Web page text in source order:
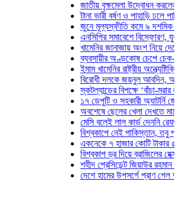
জাতীয় বৃক্ষমেলা উদ্বোধন করলেন
টানা ভারী বর্ষণ ও পাহাড়ি ঢলে পানিবন্দি
জুনে মূল্যস্ফীতি কমে ৯ দশমিক ১৬
এনসিপির সমাবেশে বিস্ফোরণ,
খামেনির জানাজায় অংশ নিয়ে দেশে
ব্যবসায়ীর অণ্ডকোষ চেপে চেক-
ইমাম খামেনির রাষ্ট্রীয়
বিরোধী দলকে জয়নুল আবদিন,
স্কটল্যান্ডের বিপক্ষে ‘বাঁচা-মরার
১৭ ডেপুটি ও সহকারী অ্যাটর্নি
অবশেষে ছেলের খেলা দেখতে মাঠে
মেসি বলেই লাল কার্ড দেননি রেফারি!
বিশ্বকাপে নেই পাকিস্তান, তবু
একনেকে ৭ হাজার কোটি টাকার ৫
বিশ্বকাপ ড্র দিয়ে ব্রাজিলের হেক্সা
শহীদ প্রেসিডেন্ট জিয়াউর রহমান
দেশে হামের উপসর্গে প্রাণ গেল আরও